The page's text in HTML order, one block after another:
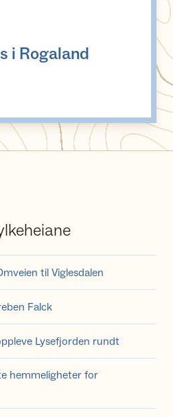
i Rogaland
til Viglesdalen
Falck
Lysefjorden rundt
hemmeligheter for